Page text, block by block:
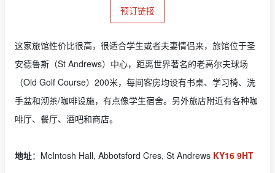
预订链接
这家旅馆性价比很高，很适合学生或者夫妻情侣来，旅馆位于圣
安德鲁斯（St Andrews）中心，距离世界著名的老高尔夫球场
（Old Golf Course）200米，每间客房均设有书桌、学习椅、洗
手盆和沏茶/咖啡设施，有点像学生宿舍。另外旅店附近有各种咖
啡厅、餐厅、酒吧和商店。
地址：McIntosh Hall, Abbotsford Cres, St Andrews KY16 9HT